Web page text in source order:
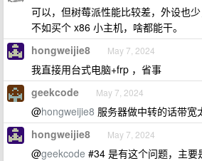
可以，但树莓派性能比较差，外设也
不如买个 x86 小主机，啥都能干。
hongweijie8 May 7, 2024
我直接用台式电脑+frp ，省事
geekcode May 7, 2024
@hongweijie8 服务器做中转的话带宽
hongweijie8 May 7, 2024
@geekcode #34 是有这个问题，主